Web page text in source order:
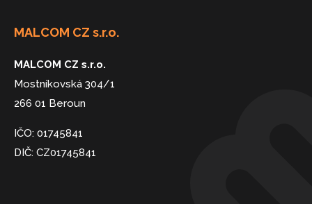
MALCOM CZ s.r.o.
MALCOM CZ s.r.o.
Mostníkovská 304/1
266 01 Beroun
IČO: 01745841
DIČ: CZ01745841